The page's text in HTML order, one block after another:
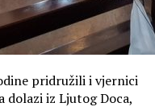
pridružili i vjernici
dolazi iz Ljutog Doca,